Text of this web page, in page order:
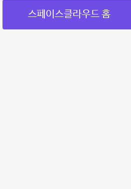
스페이스클라우드 홈